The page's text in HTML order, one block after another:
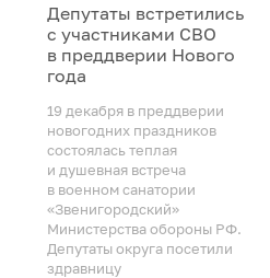
Депутаты встретились
с участниками СВО
в преддверии Нового
года
19 декабря в преддверии
новогодних праздников
состоялась теплая
и душевная встреча
в военном санатории
«Звенигородский»
Министерства обороны РФ.
Депутаты округа посетили
здравницу